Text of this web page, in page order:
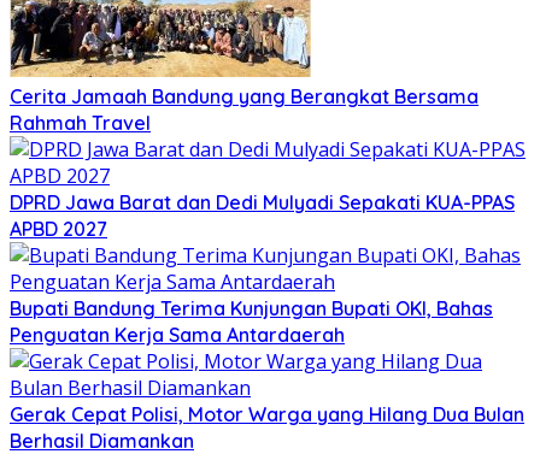
Cerita Jamaah Bandung yang Berangkat Bersama
Rahmah Travel
DPRD Jawa Barat dan Dedi Mulyadi Sepakati KUA-PPAS
APBD 2027
Bupati Bandung Terima Kunjungan Bupati OKI, Bahas
Penguatan Kerja Sama Antardaerah
Gerak Cepat Polisi, Motor Warga yang Hilang Dua Bulan
Berhasil Diamankan